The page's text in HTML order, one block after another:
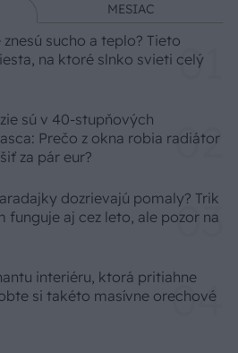
MESIAC
sucho a teplo? Tieto
na ktoré slnko svieti celý
sú v 40-stupňových
Prečo z okna robia radiátor
za pár eur?
dozrievajú pomaly? Trik
funguje aj cez leto, ale pozor na
interiéru, ktorá pritiahne
si takéto masívne orechové